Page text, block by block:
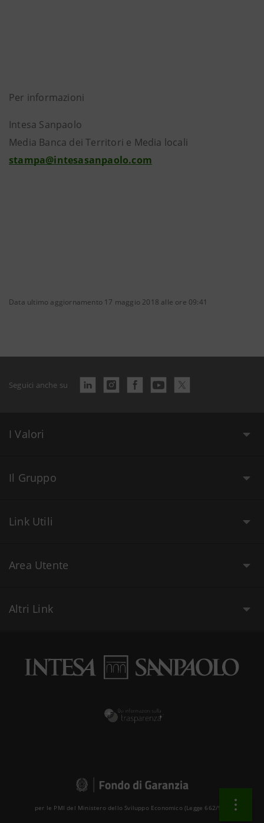
Per informazioni
Intesa Sanpaolo
Media Banca dei Territori e Media locali
stampa@intesasanpaolo.com
Data ultimo aggiornamento 17 maggio 2018 alle ore 09:41
Seguici anche su
I Valori
Il Gruppo
Link Utili
Area Utente
Altri Link
per le PMI del Ministero dello Sviluppo Economico (Legge 662/96 )